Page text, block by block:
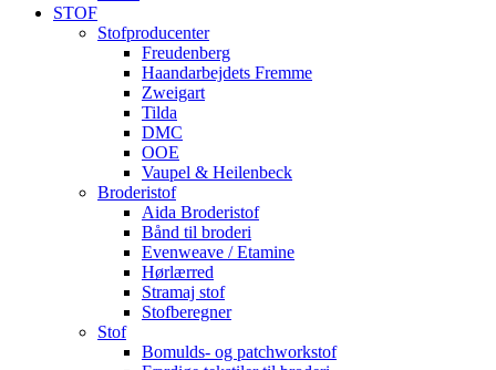
STOF
Stofproducenter
Freudenberg
Haandarbejdets Fremme
Zweigart
Tilda
DMC
OOE
Vaupel & Heilenbeck
Broderistof
Aida Broderistof
Bånd til broderi
Evenweave / Etamine
Hørlærred
Stramaj stof
Stofberegner
Stof
Bomulds- og patchworkstof